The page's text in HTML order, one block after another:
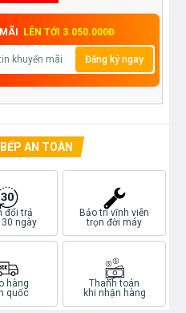
LÊN TỚI 3.050.000Đ
Đăng ký ngay
AN TOÀN
đổi trả
ngày
Bảo trì vĩnh viễn
trọn đời máy
hàng
quốc
Thanh toán
khi nhận hàng